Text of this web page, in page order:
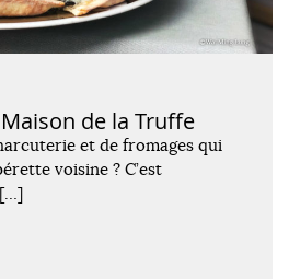
de la Truffe
et de fromages qui
voisine ? C’est